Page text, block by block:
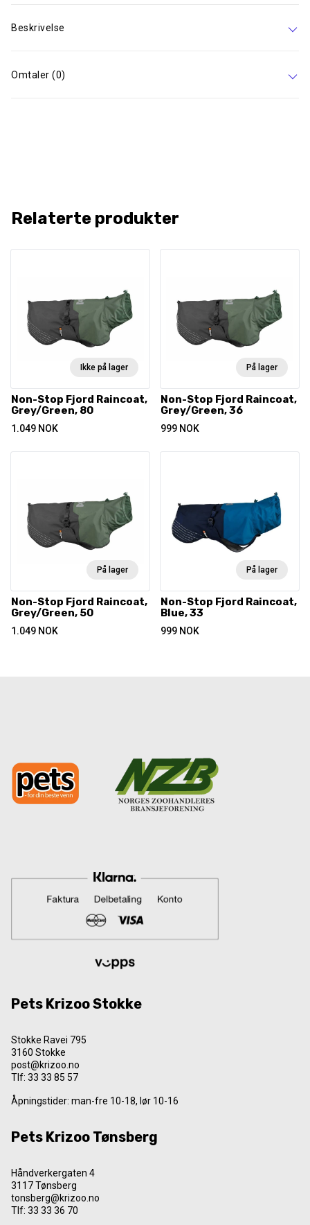
Beskrivelse
Omtaler (0)
Relaterte produkter
Ikke på lager
Non-Stop Fjord Raincoat,
Grey/Green, 80
1.049 NOK
På lager
Non-Stop Fjord Raincoat,
Grey/Green, 36
999 NOK
På lager
Non-Stop Fjord Raincoat,
Grey/Green, 50
1.049 NOK
På lager
Non-Stop Fjord Raincoat,
Blue, 33
999 NOK
Pets Krizoo Stokke
Stokke Ravei 795
3160 Stokke
post@krizoo.no
Tlf: 33 33 85 57
Åpningstider: man-fre 10-18, lør 10-16
Pets Krizoo Tønsberg
Håndverkergaten 4
3117 Tønsberg
tonsberg@krizoo.no
Tlf: 33 33 36 70